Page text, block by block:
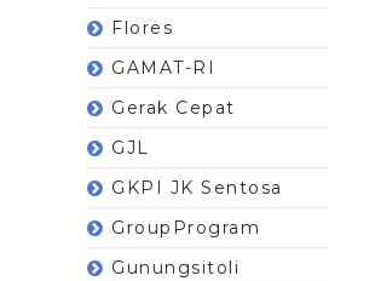
Flores
GAMAT-RI
Gerak Cepat
GJL
GKPI JK Sentosa
GroupProgram
Gunungsitoli